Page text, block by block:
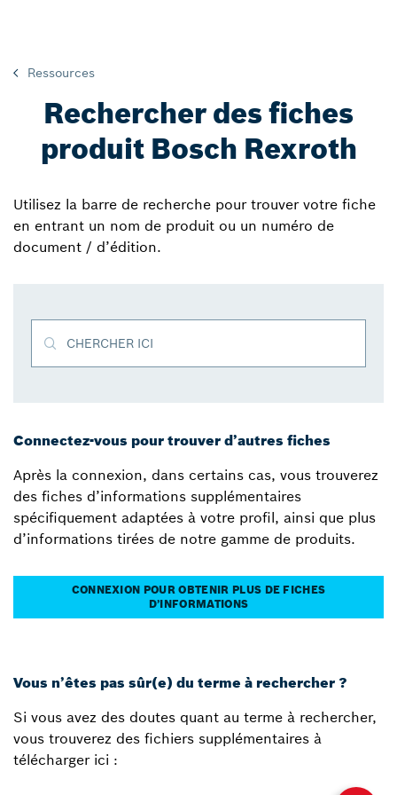
Ressources
Rechercher des fiches
produit Bosch Rexroth
Utilisez la barre de recherche pour trouver votre fiche
en entrant un nom de produit ou un numéro de
document / d’édition.
CHERCHER ICI
Connectez-vous pour trouver d’autres fiches
Après la connexion, dans certains cas, vous trouverez
des fiches d’informations supplémentaires
spécifiquement adaptées à votre profil, ainsi que plus
d’informations tirées de notre gamme de produits.
CONNEXION POUR OBTENIR PLUS DE FICHES
D’INFORMATIONS
Vous n’êtes pas sûr(e) du terme à rechercher ?
Si vous avez des doutes quant au terme à rechercher,
vous trouverez des fichiers supplémentaires à
télécharger ici :